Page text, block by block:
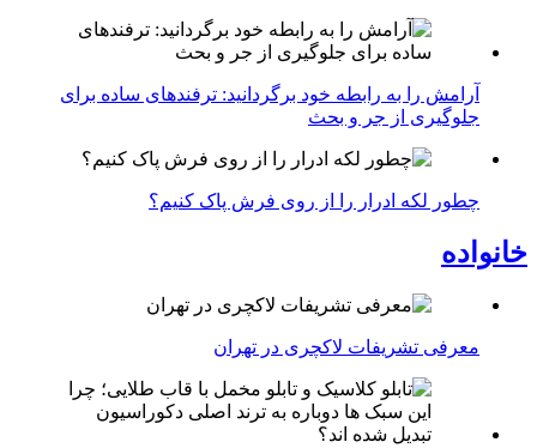
آرامش را به رابطه خود برگردانید: ترفندهای ساده برای
جلوگیری از جر و بحث
چطور لکه ادرار را از روی فرش پاک کنیم؟
خانواده
معرفی تشریفات لاکچری در تهران